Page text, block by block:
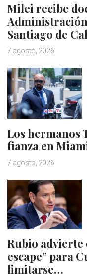
Milei recibe
Santiago de
7 agosto, 2026
Los hermanos
fianza en
7 agosto, 2026
Rubio advierte
escape” para
limitarse…